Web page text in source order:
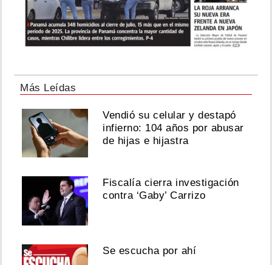
Más Leídas
Vendió su celular y destapó
infierno: 104 años por abusar
de hijas e hijastra
Fiscalía cierra investigación
contra ‘Gaby’ Carrizo
Se escucha por ahí